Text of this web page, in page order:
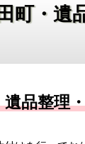
町・遺
品整理